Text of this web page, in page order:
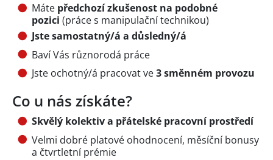
Máte předchozí zkušenost na podobné
pozici (práce s manipulační technikou)
Jste samostatný/á a důsledný/á
Baví Vás různorodá práce
Jste ochotný/á pracovat ve3 směnném provozu
Co u nás získáte?
Skvělý kolektiv a přátelské pracovní prostředí
Velmi dobré platové ohodnocení, měsíční bonusy
a čtvrtletní prémie